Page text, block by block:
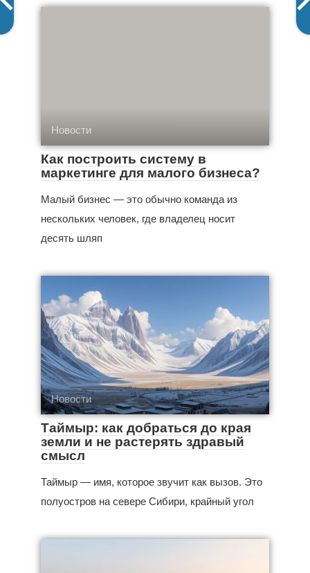
Новости
Как построить систему в
маркетинге для малого бизнеса?
Малый бизнес — это обычно команда из
нескольких человек, где владелец носит
десять шляп
Новости
Таймыр: как добраться до края
земли и не растерять здравый
смысл
Таймыр — имя, которое звучит как вызов. Это
полуостров на севере Сибири, крайный угол